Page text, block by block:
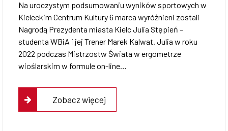
Na uroczystym podsumowaniu wyników sportowych w
Kieleckim Centrum Kultury 6 marca wyróżnieni zostali
Nagrodą Prezydenta miasta Kielc Julia Stępień –
studenta WBiA i jej Trener Marek Kalwat. Julia w roku
2022 podczas Mistrzostw Świata w ergometrze
wioślarskim w formule on-line…
Zobacz więcej